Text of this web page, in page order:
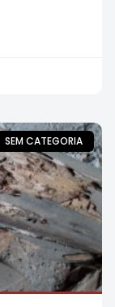
SEM CATEGORIA